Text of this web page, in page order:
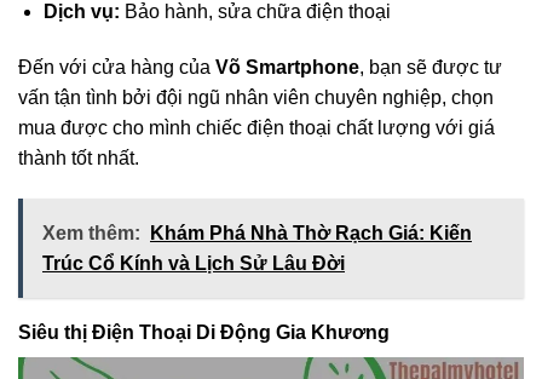
Dịch vụ: Bảo hành, sửa chữa điện thoại
Đến với cửa hàng của Võ Smartphone, bạn sẽ được tư
vấn tận tình bởi đội ngũ nhân viên chuyên nghiệp, chọn
mua được cho mình chiếc điện thoại chất lượng với giá
thành tốt nhất.
Xem thêm:
Khám Phá Nhà Thờ Rạch Giá: Kiến
Trúc Cổ Kính và Lịch Sử Lâu Đời
Siêu thị Điện Thoại Di Động Gia Khương